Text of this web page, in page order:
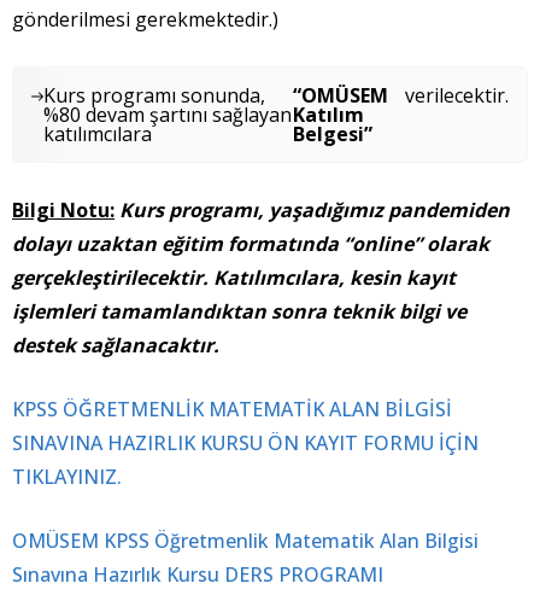
gönderilmesi gerekmektedir.)
Kurs programı sonunda,
%80 devam şartını sağlayan
katılımcılara
“OMÜSEM
Katılım
Belgesi”
verilecektir.
Bilgi Notu: Kurs programı, yaşadığımız pandemiden
dolayı uzaktan eğitim formatında “online” olarak
gerçekleştirilecektir. Katılımcılara, kesin kayıt
işlemleri tamamlandıktan sonra teknik bilgi ve
destek sağlanacaktır.
KPSS ÖĞRETMENLİK MATEMATİK ALAN BİLGİSİ
SINAVINA HAZIRLIK KURSU ÖN KAYIT FORMU İÇİN
TIKLAYINIZ.
OMÜSEM KPSS Öğretmenlik Matematik Alan Bilgisi
Sınavına Hazırlık Kursu DERS PROGRAMI